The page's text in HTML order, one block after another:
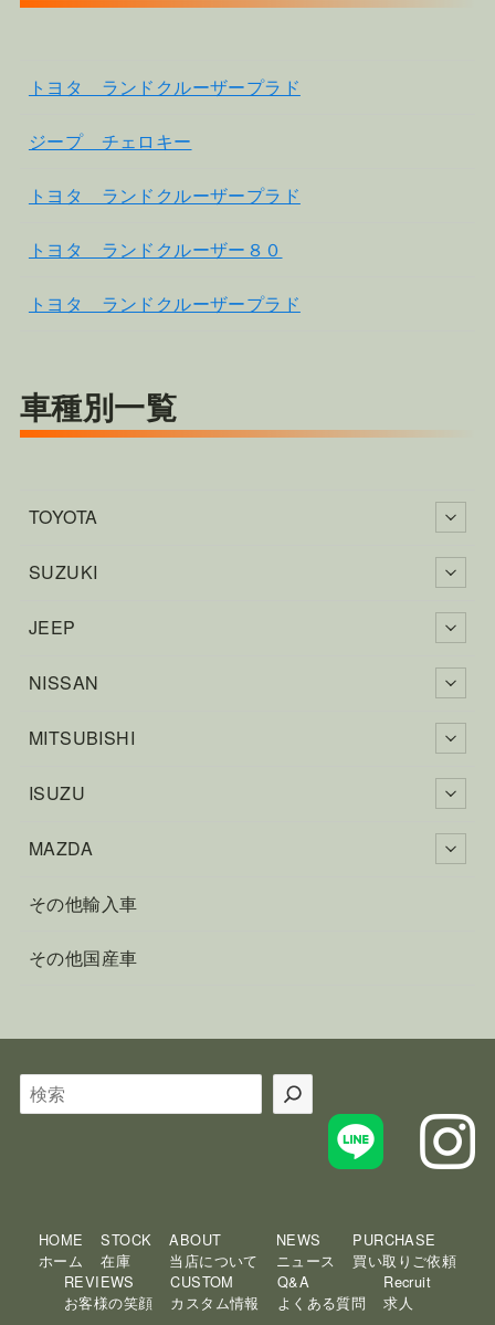
トヨタ ランドクルーザープラド
ジープ チェロキー
トヨタ ランドクルーザープラド
トヨタ ランドクルーザー８０
トヨタ ランドクルーザープラド
車種別一覧
TOYOTA
SUZUKI
JEEP
NISSAN
MITSUBISHI
ISUZU
MAZDA
その他輸入車
その他国産車
検
索
HOME
ホーム
STOCK
在庫
ABOUT
当店について
NEWS
ニュース
PURCHASE
買い取りご依頼
REVIEWS
お客様の笑顔
CUSTOM
カスタム情報
Q&A
よくある質問
Recruit
求人